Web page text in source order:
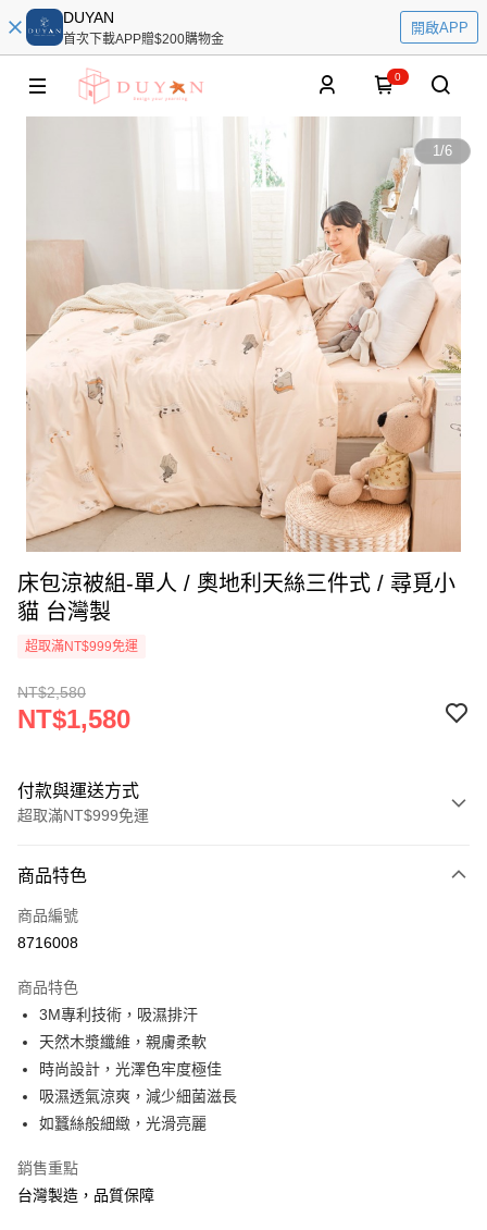
DUYAN
首次下載APP贈$200購物金
開啟APP
0
1/6
床包涼被組-單人 / 奧地利天絲三件式 / 尋覓小
貓 台灣製
超取滿NT$999免運
NT$2,580
NT$1,580
付款與運送方式
超取滿NT$999免運
信用卡一次付款
信用卡分期付款
合作金庫商業銀行
華南商業銀行
上海商業儲蓄銀行
國泰世華商業銀行
臺灣中小企業銀行
匯豐（台灣）商業銀行
聯邦商業銀行
元大商業銀行
台新國際商業銀行
超商取貨付款
LINE Pay
Apple Pay
悠遊付
Google Pay
全盈+PAY
商品特色
商品編號
8716008
商品特色
3M專利技術，吸濕排汗
天然木漿纖維，親膚柔軟
時尚設計，光澤色牢度極佳
吸濕透氣涼爽，減少細菌滋長
如蠶絲般細緻，光滑亮麗
銷售重點
台灣製造，品質保障